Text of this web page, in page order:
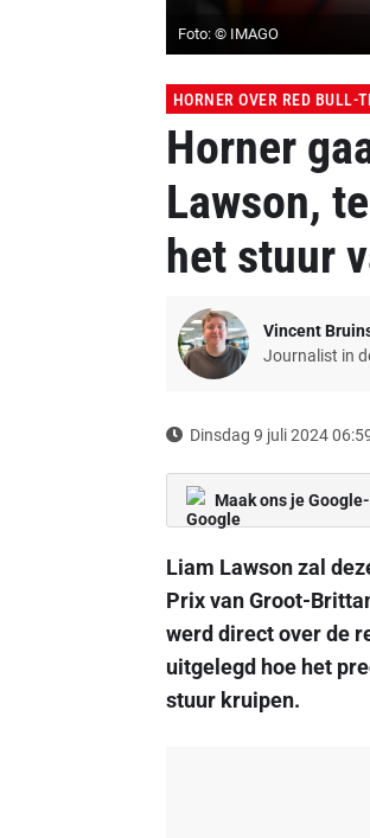
Foto: © IMAGO
HORNER OVER RED BULL-
Horner
Lawson,
het stuur
Vincent
Journalist in
Dinsdag 9 juli 2024
Maak ons je
Liam Lawson zal
Prix van Groot-
werd direct over de
uitgelegd hoe het
stuur kruipen.